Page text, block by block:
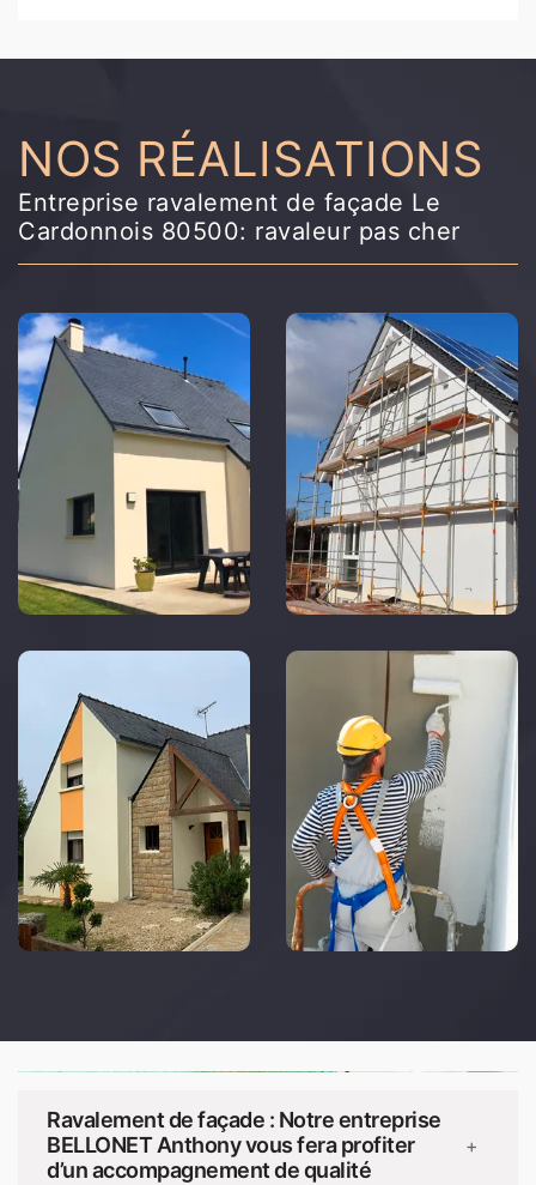
NOS RÉALISATIONS
Entreprise ravalement de façade Le
Cardonnois 80500: ravaleur pas cher
Ravalement de façade : Notre entreprise
BELLONET Anthony vous fera profiter
d’un accompagnement de qualité
+